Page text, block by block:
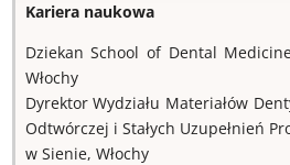
Kariera naukowa
Dziekan School of Dental
Włochy
Dyrektor Wydziału Materiałów
Odtwórczej i Stałych Uzupełnień
w Sienie, Włochy